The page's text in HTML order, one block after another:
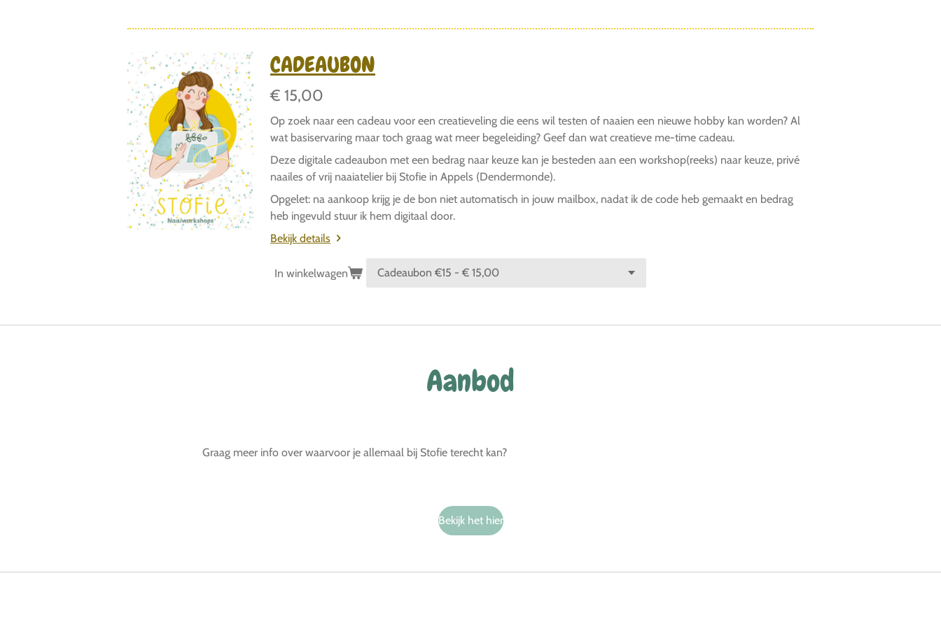
CADEAUBON
€ 15,00
Op zoek naar een cadeau voor een creatieveling die eens wil testen of naaien een nieuwe hobby kan worden? Al
wat basiservaring maar toch graag wat meer begeleiding? Geef dan wat creatieve me-time cadeau.
Deze digitale cadeaubon met een bedrag naar keuze kan je besteden aan een workshop(reeks) naar keuze, privé
naailes of vrij naaiatelier bij Stofie in Appels (Dendermonde).
Opgelet: na aankoop krijg je de bon niet automatisch in jouw mailbox, nadat ik de code heb gemaakt en bedrag
heb ingevuld stuur ik hem digitaal door.
Bekijk details
In winkelwagen
Aanbod
Graag meer info over waarvoor je allemaal bij Stofie terecht kan?
Bekijk het hier